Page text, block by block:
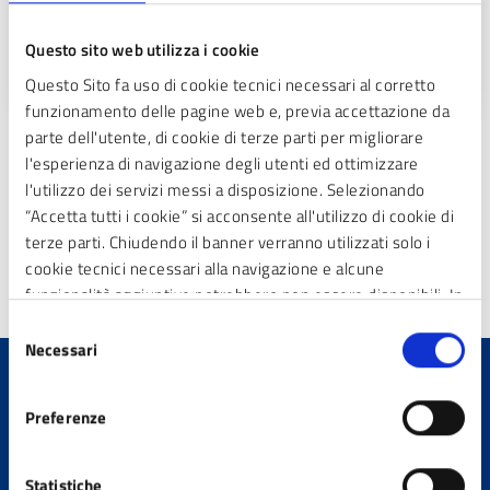
Questo sito web utilizza i cookie
Questo Sito fa uso di cookie tecnici necessari al corretto
funzionamento delle pagine web e, previa accettazione da
parte dell'utente, di cookie di terze parti per migliorare
l'esperienza di navigazione degli utenti ed ottimizzare
l'utilizzo dei servizi messi a disposizione. Selezionando
“Accetta tutti i cookie” si acconsente all'utilizzo di cookie di
terze parti. Chiudendo il banner verranno utilizzati solo i
cookie tecnici necessari alla navigazione e alcune
funzionalità aggiuntive potrebbero non essere disponibili. In
che contribuiscono a rendere fruibile il sito web abilitando
funzionalità di base quali la navigazione sulle pagine e
l’accesso alle aree protette del sito. Il sito web non è in
grado di funzionare correttamente senza questi cookie
delNecessari
Preferenze
verso il Comune.
« 1 2 3 4 5 6 7
9
10 »
Quanto sono chiare le
pagina?